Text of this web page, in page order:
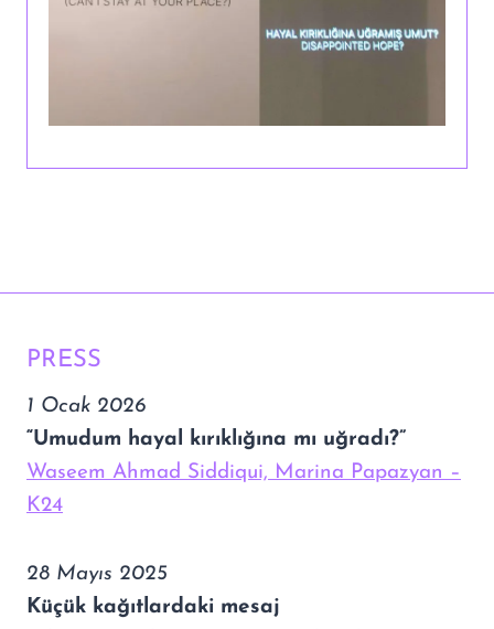
PRESS
1 Ocak 2026
“Umudum hayal kırıklığına mı uğradı?”
Waseem Ahmad Siddiqui, Marina Papazyan –
K24
28 Mayıs 2025
Küçük kağıtlardaki mesaj